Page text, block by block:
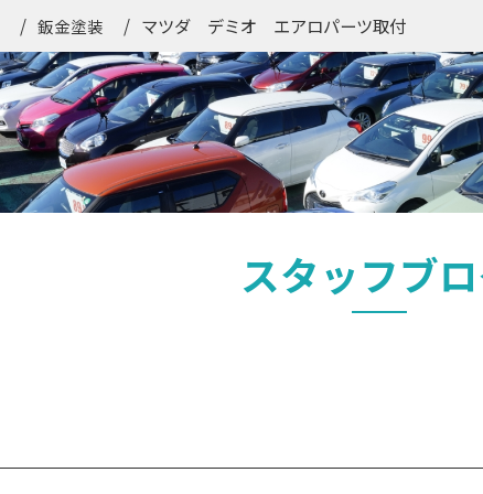
鈑金塗装 マツダ デミオ エアロパーツ取付
スタッフブ